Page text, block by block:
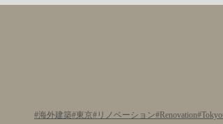
海外建築 東京 リノベーション Renovation Tokyo